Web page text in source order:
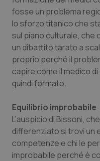
fosse un problema
lo sforzo titanico che
sul piano culturale, che
un dibattito tarato a
proprio perché il
capire come il medico
quindi formato.
Equilibrio improbabile
L’auspicio di Bissoni,
differenziato si trovi un
competenze e chi le
improbabile perché è
__Secure-
ROLLOUT_TOKEN
ironfish-tracking-
named-enable